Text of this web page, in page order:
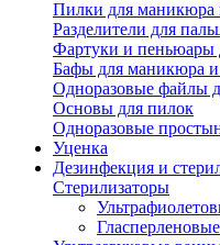
Пилки для маникюра
Разделители для
Фартуки и пеньюары
Бафы для маникюра
Одноразовые файлы
Основы для пилок
Одноразовые
Уценка
Дезинфекция и
Стерилизаторы